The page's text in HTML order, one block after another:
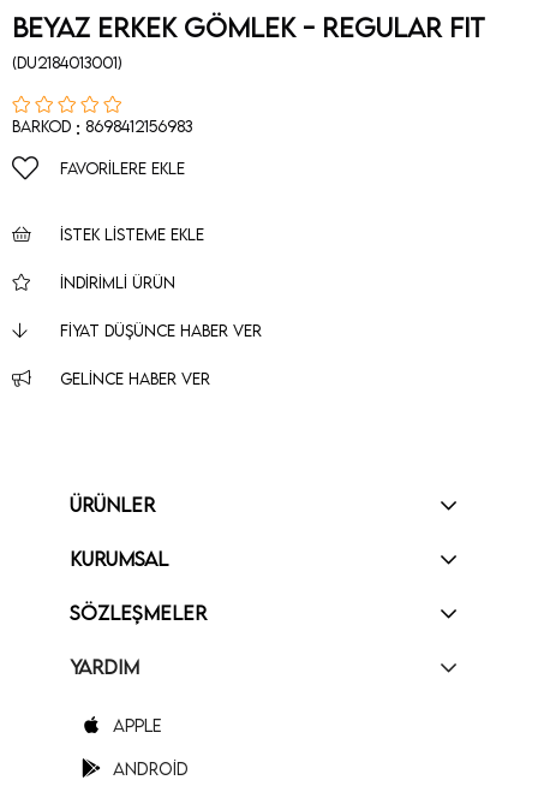
BEYAZ ERKEK GÖMLEK - REGULAR FIT
(DU2184013001)
Barkod : 8698412156983
FAVORILERE EKLE
İSTEK LISTEME EKLE
İNDIRIMLI ÜRÜN
FIYAT DÜŞÜNCE HABER VER
GELINCE HABER VER
ÜRÜNLER
KURUMSAL
SÖZLEŞMELER
YARDIM
Apple
Android